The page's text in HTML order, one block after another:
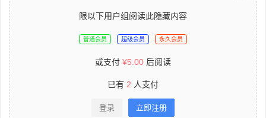
限以下用户组阅读此隐藏内容
普通会员 超级会员 永久会员
或支付 ¥5.00 后阅读
已有 2 人支付
登录 立即注册